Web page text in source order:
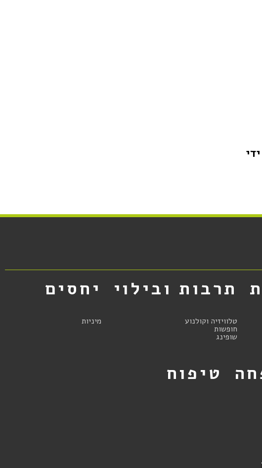
תרבות ובילוי
טלוויזיה וקולנוע
חופשות
שופינג
יחסים
מיניות
טיפוח